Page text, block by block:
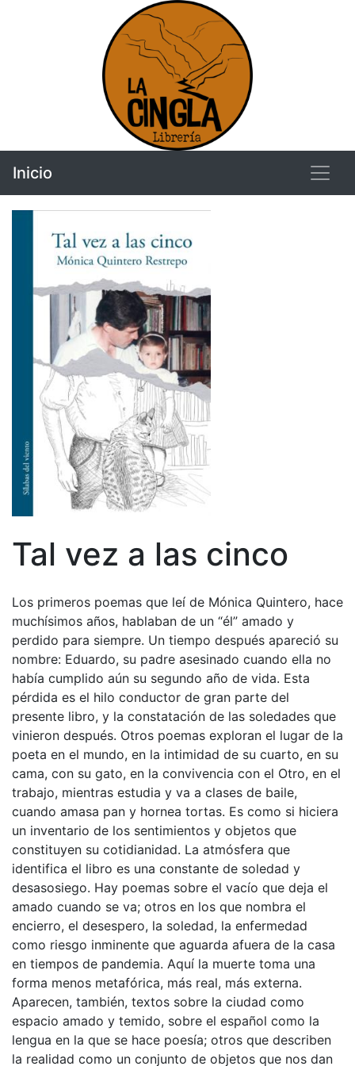
Inicio
Tal vez a las cinco
Los primeros poemas que leí de Mónica Quintero, hace
muchísimos años, hablaban de un “él” amado y
perdido para siempre. Un tiempo después apareció su
nombre: Eduardo, su padre asesinado cuando ella no
había cumplido aún su segundo año de vida. Esta
pérdida es el hilo conductor de gran parte del
presente libro, y la constatación de las soledades que
vinieron después. Otros poemas exploran el lugar de la
poeta en el mundo, en la intimidad de su cuarto, en su
cama, con su gato, en la convivencia con el Otro, en el
trabajo, mientras estudia y va a clases de baile,
cuando amasa pan y hornea tortas. Es como si hiciera
un inventario de los sentimientos y objetos que
constituyen su cotidianidad. La atmósfera que
identifica el libro es una constante de soledad y
desasosiego. Hay poemas sobre el vacío que deja el
amado cuando se va; otros en los que nombra el
encierro, el desespero, la soledad, la enfermedad
como riesgo inminente que aguarda afuera de la casa
en tiempos de pandemia. Aquí la muerte toma una
forma menos metafórica, más real, más externa.
Aparecen, también, textos sobre la ciudad como
espacio amado y temido, sobre el español como la
lengua en la que se hace poesía; otros que describen
la realidad como un conjunto de objetos que nos dan